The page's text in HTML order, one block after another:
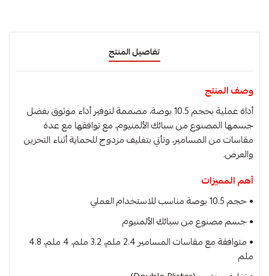
تفاصيل المنتج
وصف المنتج
أداة عملية بحجم 10.5 بوصة، مصممة لتوفير أداء موثوق بفضل
جسمها المصنوع من سبائك الألمنيوم، مع توافقها مع عدة
مقاسات من المسامير، وتأتي بتغليف مزدوج للحماية أثناء التخزين
والعرض.
أهم المميزات
• حجم 10.5 بوصة مناسب للاستخدام العملي
• جسم مصنوع من سبائك الألمنيوم
• متوافقة مع مقاسات المسامير 2.4 ملم، 3.2 ملم، 4 ملم، 4.8
ملم